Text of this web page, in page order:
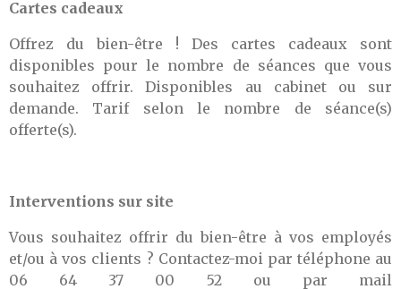
Cartes cadeaux
Offrez du bien-être ! Des cartes cadeaux sont
disponibles pour le nombre de séances que vous
souhaitez offrir. Disponibles au cabinet ou sur
demande. Tarif selon le nombre de séance(s)
offerte(s).
Interventions sur site
Vous souhaitez offrir du bien-être à vos employés
et/ou à vos clients ? Contactez-moi par téléphone au
06 64 37 00 52 ou par mail